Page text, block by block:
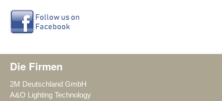
Die Firmen
2M Deutschland GmbH
A&O Lighting Technology